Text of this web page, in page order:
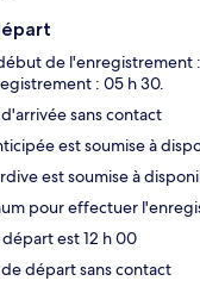
de l'enregistrement
: 05 h 30.
sans contact
est soumise à
est soumise à
pour effectuer
est 12 h 00
départ sans contact